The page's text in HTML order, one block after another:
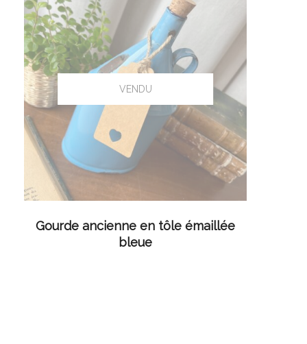
LIRE LA SUITE
Gourde ancienne en tôle émaillée
bleue